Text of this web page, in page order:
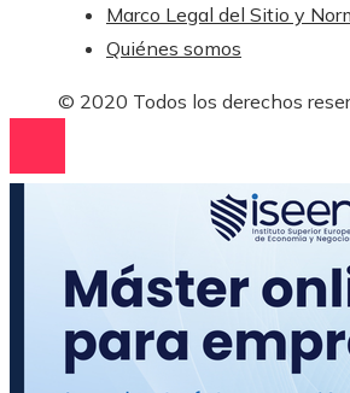
Marco Legal del Sitio y
Quiénes somos
© 2020 Todos los derechos